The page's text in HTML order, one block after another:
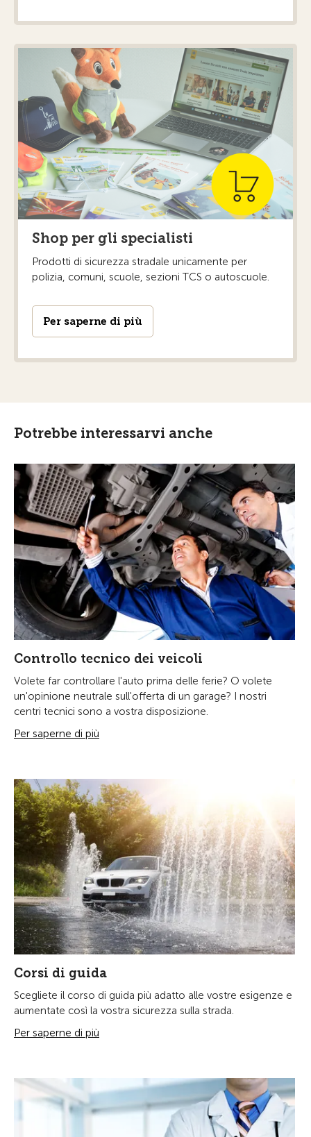
Shop per gli specialisti
Prodotti di sicurezza stradale unicamente per
polizia, comuni, scuole, sezioni TCS o autoscuole.
Per saperne di più
Potrebbe interessarvi anche
Controllo tecnico dei veicoli
Volete far controllare l'auto prima delle ferie? O volete
un'opinione neutrale sull'offerta di un garage? I nostri
centri tecnici sono a vostra disposizione.
Per saperne di più
Corsi di guida
Scegliete il corso di guida più adatto alle vostre esigenze e
aumentate così la vostra sicurezza sulla strada.
Per saperne di più